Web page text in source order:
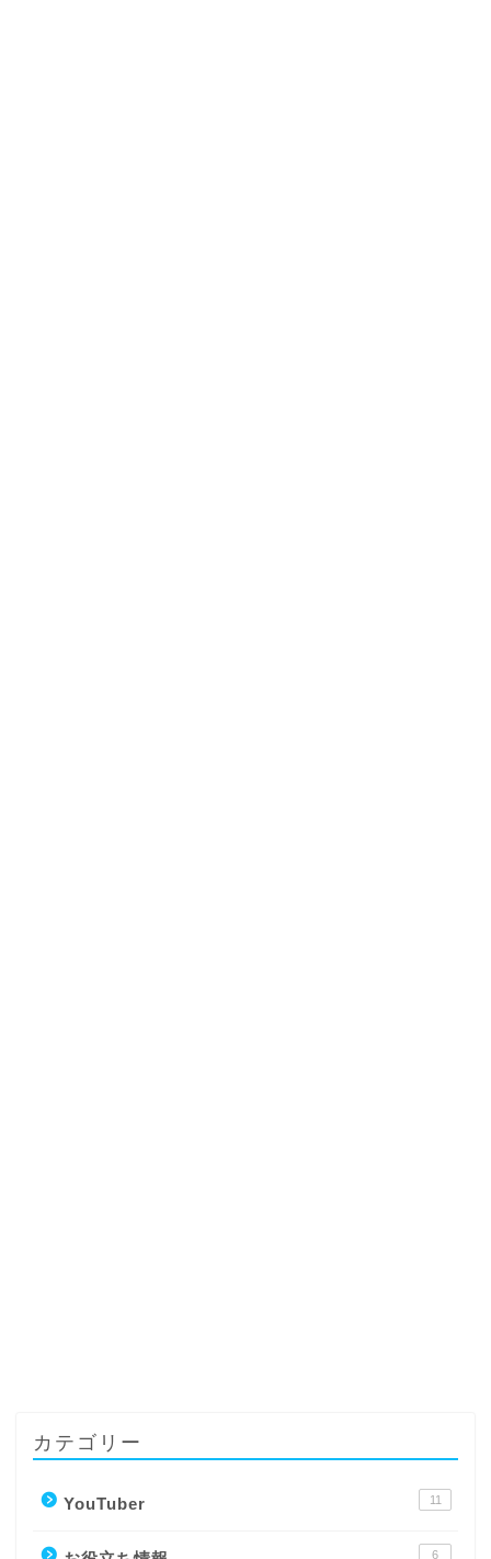
カテゴリー
YouTuber 11
6